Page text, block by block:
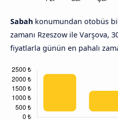
Sabah konumundan otobüs
zamanı Rzeszow ile Varşova,
fiyatlarla günün en pahalı